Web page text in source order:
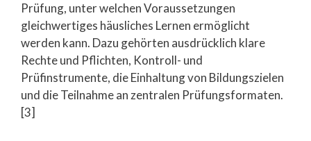
Prüfung, unter welchen Voraussetzungen
gleichwertiges häusliches Lernen ermöglicht
werden kann. Dazu gehörten ausdrücklich klare
Rechte und Pflichten, Kontroll- und
Prüfinstrumente, die Einhaltung von Bildungszielen
und die Teilnahme an zentralen Prüfungsformaten.
[3]